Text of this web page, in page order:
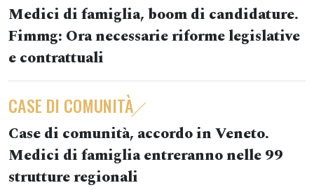
Medici di famiglia, boom di candidature.
Fimmg: Ora necessarie riforme legislative
e contrattuali
CASE DI COMUNITÀ
Case di comunità, accordo in Veneto.
Medici di famiglia entreranno nelle 99
strutture regionali